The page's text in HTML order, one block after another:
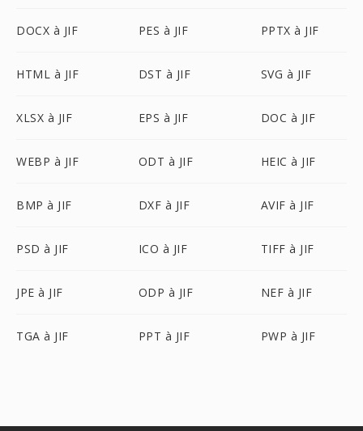
DOCX à JIF PES à JIF PPTX à JIF
HTML à JIF DST à JIF SVG à JIF
XLSX à JIF EPS à JIF DOC à JIF
WEBP à JIF ODT à JIF HEIC à JIF
BMP à JIF DXF à JIF AVIF à JIF
PSD à JIF ICO à JIF TIFF à JIF
JPE à JIF ODP à JIF NEF à JIF
TGA à JIF PPT à JIF PWP à JIF